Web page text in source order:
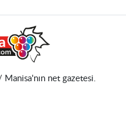
net gazetesi.